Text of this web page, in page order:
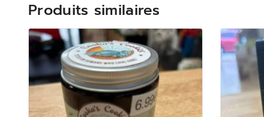
Produits similaires